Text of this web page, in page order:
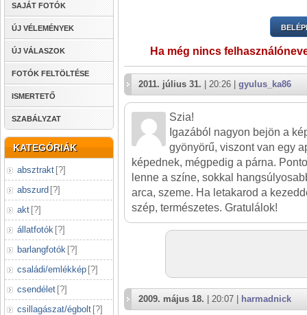
SAJÁT FOTÓK
ÚJ VÉLEMÉNYEK
ÚJ VÁLASZOK
FOTÓK FELTÖLTÉSE
ISMERTETŐ
SZABÁLYZAT
KATEGÓRIÁK
absztrakt [?]
abszurd [?]
akt [?]
állatfotók [?]
barlangfotók [?]
családi/emlékkép [?]
csendélet [?]
csillagászat/égbolt [?]
Ha még nincs
2011. július 31. | 20:26 | gyulus_ka86
Szia!
Igazából nagyon bejön a
gyönyörű, viszont van egy
képednek, mégpedig a párna.
lenne a színe, sokkal
arca, szeme. Ha letakarod a
szép, természetes. Gratulálok!
2009. május 18. | 20:07 | harmadnick